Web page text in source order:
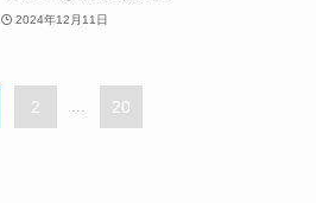
2024年12月11日
2 20